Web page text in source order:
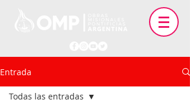
Entrada
Todas las entradas